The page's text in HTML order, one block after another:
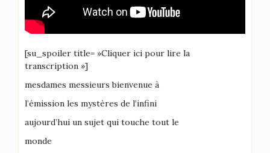
[su_spoiler title= »Cliquer ici pour lire la
transcription »]
mesdames messieurs bienvenue à
l’émission les mystères de l’infini
aujourd’hui un sujet qui touche tout le
monde